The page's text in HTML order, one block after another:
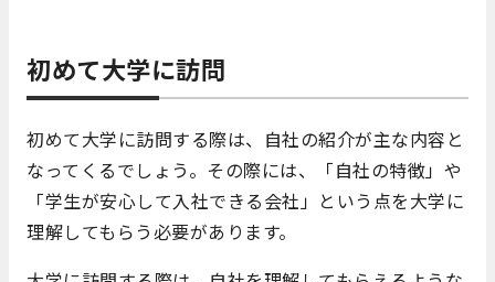
初めて大学に訪問
初めて大学に訪問する際は、自社の紹介が主な内容と
なってくるでしょう。その際には、「自社の特徴」や
「学生が安心して入社できる会社」という点を大学に
理解してもらう必要があります。